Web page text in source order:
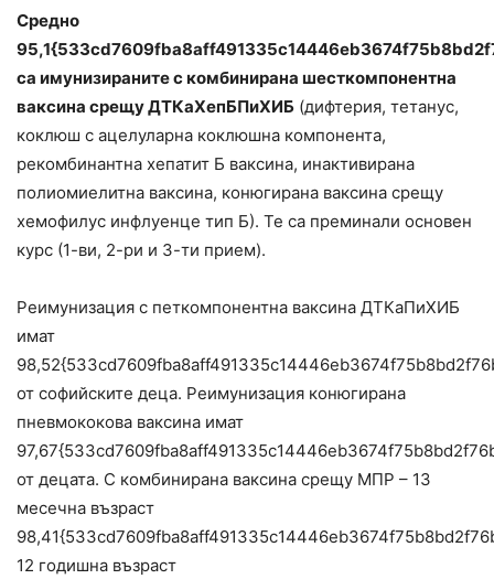
Средно
са имунизираните с комбинирана шесткомпонентна
ваксина срещу ДТКаХепБПиХИБ (дифтерия, тетанус,
коклюш с ацелуларна коклюшна компонента,
рекомбинантна хепатит Б ваксина, инактивирана
полиомиелитна ваксина, конюгирана ваксина срещу
хемофилус инфлуенце тип Б). Те са преминали основен
курс (1-ви, 2-ри и 3-ти прием).
Реимунизация с петкомпонентна ваксина ДТКаПиХИБ
имат
от софийските деца. Реимунизация конюгирана
пневмококова ваксина имат
от децата. С комбинирана ваксина срещу МПР – 13
месечна възраст
12 годишна възраст